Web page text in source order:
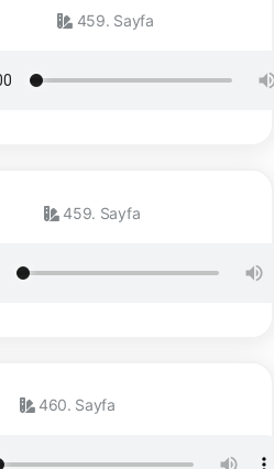
459. Sayfa
459. Sayfa
460. Sayfa